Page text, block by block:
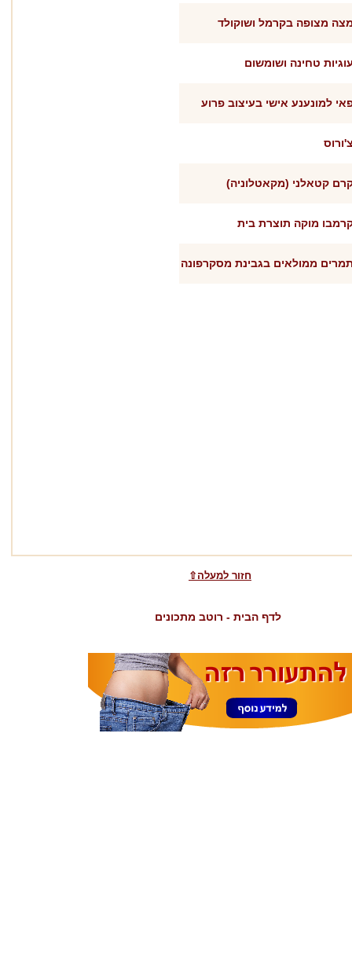
מצופה בקרמל ושוקולד
טחינה ושומשום
למונענע אישי בעיצוב פרוע
קטאלני (מקאטלוניה)
מוקה תוצרת בית
ממולאים בגבינת מסקרפונה
⇧חזור למעלה
לדף הבית - רוטב מתכונים